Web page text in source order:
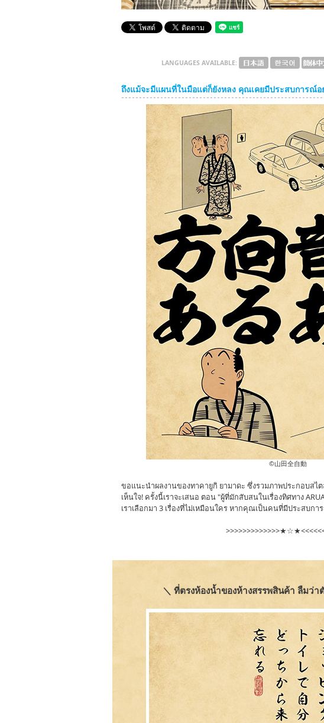
LANGUAGES AVAILABLE:
ถึงแม้จะมีแผนที่ในมือแต่ก็ยังหลง คุณเคยมีประสบการณ์อ
©︎山田全自動
ขอแนะนำผลงานของทาคายูกิ ยามาดะ ซึ่งรวมภาพประกอบสไต
เห็นใจ! ครั้งนี้เราจะเสนอ ตอน "ผู้ที่มักสับสนในเรื่องทิศทาง
เราเลือกมา 3 เรื่องที่ไม่เหมือนใคร หากคุณเป็นคนที่มีประสบ
＼ ที่ตรงห้องน้ำของห้างสรรพสินค้า ลืมว่า